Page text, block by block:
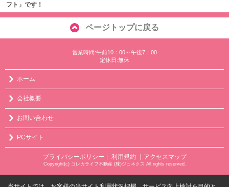
フト」です！
ページトップに戻る
営業時間:午前10：00～午後7：00
定休日:無休
ホーム
会社概要
お問い合わせ
PCサイト
プライバシーポリシー ｜ 利用規約 ｜アクセスマップ
Copyright(c) コレカライフ不動産 (株)ジュネクス All rights reserved.